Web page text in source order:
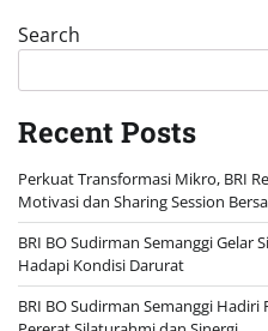
Search
Recent Posts
Perkuat Transformasi Mikro, BRI
Motivasi dan Sharing Session
BRI BO Sudirman Semanggi Gelar
Hadapi Kondisi Darurat
BRI BO Sudirman Semanggi Hadiri